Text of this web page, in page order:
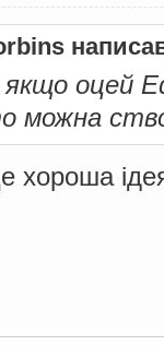
оцей
можна
хороша